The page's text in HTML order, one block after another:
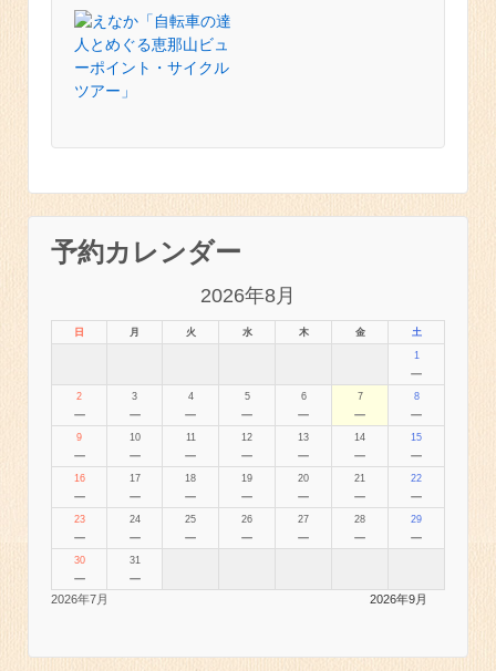
予約カレンダー
2026年8月
日 月 火 水 木 金 土
1
－
2
－
3
－
4
－
5
－
6
－
7
－
8
－
9
－
10
－
11
－
12
－
13
－
14
－
15
－
16
－
17
－
18
－
19
－
20
－
21
－
22
－
23
－
24
－
25
－
26
－
27
－
28
－
29
－
30
－
31
－
2026年7月 2026年9月